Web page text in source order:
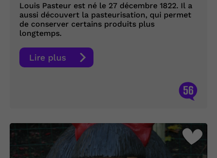
Louis Pasteur est né le 27 décembre 1822. Il a
aussi découvert la pasteurisation, qui permet
de conserver certains produits plus
longtemps.
Lire plus
56